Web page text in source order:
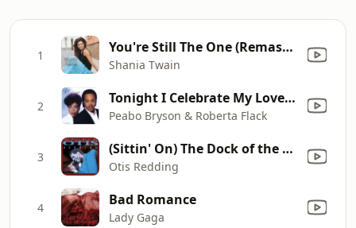
1 You're Still The One (Remastered 2023)
Shania Twain
2 Tonight I Celebrate My Love (feat. Roberta Flack)
Peabo Bryson & Roberta Flack
3 (Sittin' On) The Dock of the Bay
Otis Redding
4 Bad Romance
Lady Gaga